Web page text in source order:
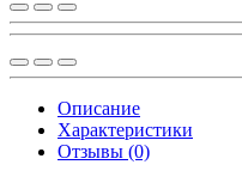
Описание
Характеристики
Отзывы (0)